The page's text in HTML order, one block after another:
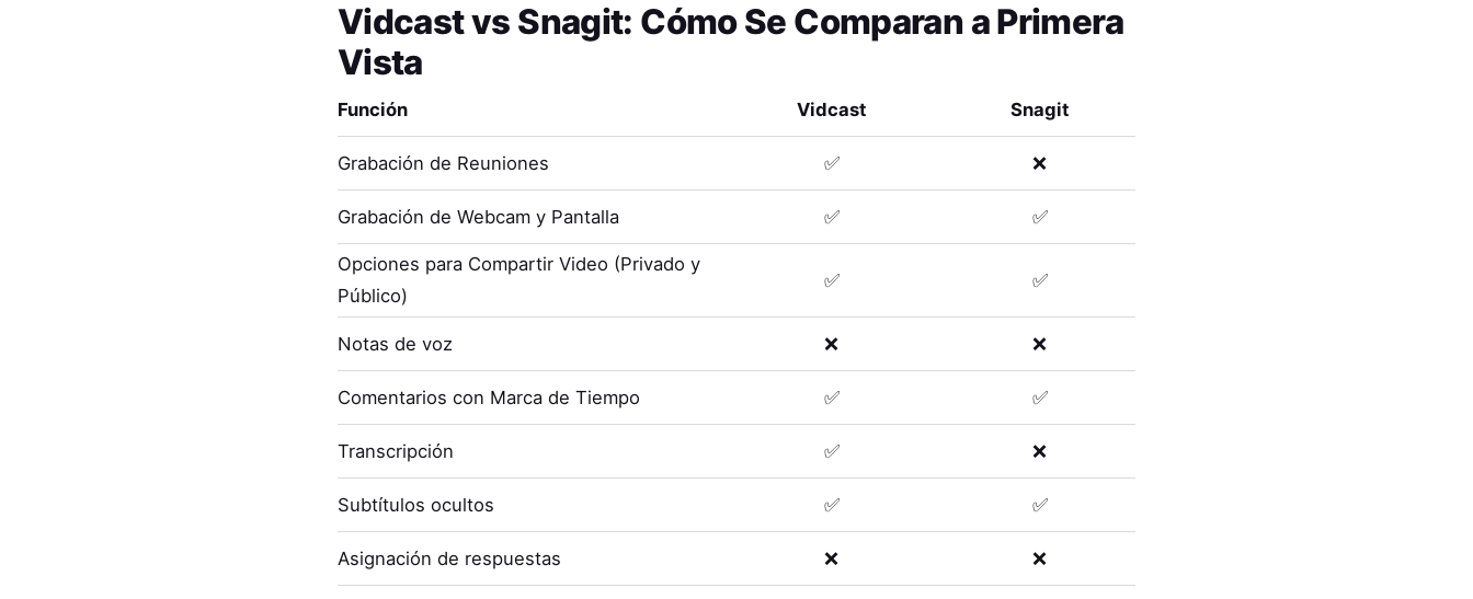
Vidcastvs Snagit: Cómo Se Comparan a Primera
Vista
Función Vidcast Snagit
Grabación de Reuniones ✅ ❌
Grabación de Webcam y Pantalla ✅ ✅
Opciones para Compartir Video (Privado y
Público)
✅ ✅
Notas de voz ❌ ❌
Comentarios con Marca de Tiempo ✅ ✅
Transcripción ✅ ❌
Subtítulos ocultos ✅ ✅
Asignación de respuestas ❌ ❌